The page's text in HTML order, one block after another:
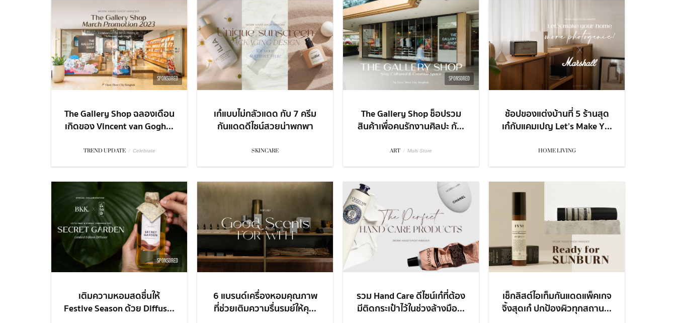
SPONSORED
The Gallery Shop ฉลองเดือน
เกิดของ Vincent van Gogh...
TREND UPDATE / Celebrate
เก๋แบบไม่กลัวแดด กับ 7 ครีม
กันแดดดีไซน์สวยน่าพกพา
SKINCARE
SPONSORED
The Gallery Shop ช็อปรวม
สินค้าเพื่อคนรักงานศิลปะ กั...
ART / Multi Store
ช้อปของแต่งบ้านที่ 5 ร้านสุด
เก๋กับแคมเปญ Let’s Make Y...
HOME LIVING
SPONSORED
เติมความหอมสดชื่นให้
Festive Season ด้วย Diffus...
6 แบรนด์เครื่องหอมคุณภาพ
ที่ช่วยเติมความรื่นรมย์ให้คุ...
รวม Hand Care ดีไซน์เก๋ที่ต้อง
มีติดกระเป๋าไว้ในช่วงล้างมือ...
เช็กลิสต์ไอเท็มกันแดดแพ็คเกจ
จิ้งสุดเก๋ ปกป้องผิวทุกสถาน...